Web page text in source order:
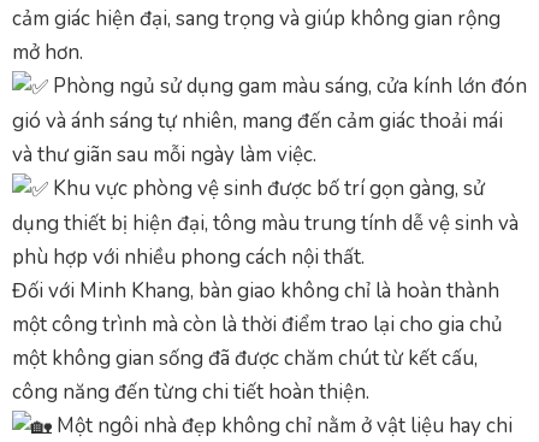
cảm giác hiện đại, sang trọng và giúp không gian rộng
mở hơn.
Phòng ngủ sử dụng gam màu sáng, cửa kính lớn đón
gió và ánh sáng tự nhiên, mang đến cảm giác thoải mái
và thư giãn sau mỗi ngày làm việc.
Khu vực phòng vệ sinh được bố trí gọn gàng, sử
dụng thiết bị hiện đại, tông màu trung tính dễ vệ sinh và
phù hợp với nhiều phong cách nội thất.
Đối với Minh Khang, bàn giao không chỉ là hoàn thành
một công trình mà còn là thời điểm trao lại cho gia chủ
một không gian sống đã được chăm chút từ kết cấu,
công năng đến từng chi tiết hoàn thiện.
Một ngôi nhà đẹp không chỉ nằm ở vật liệu hay chi